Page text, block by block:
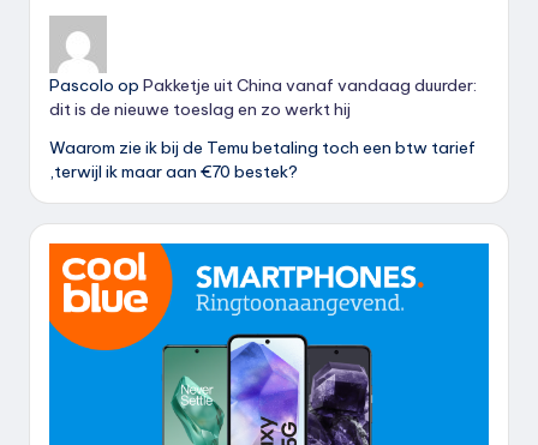
Pascolo op Pakketje uit China vanaf vandaag duurder:
dit is de nieuwe toeslag en zo werkt hij
Waarom zie ik bij de Temu betaling toch een btw tarief
,terwijl ik maar aan €70 bestek?